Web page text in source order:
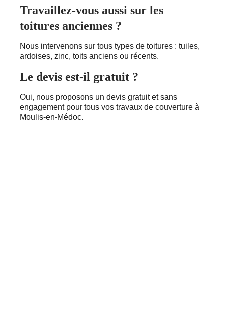
Travaillez-vous aussi sur les
toitures anciennes ?
Nous intervenons sur tous types de toitures : tuiles,
ardoises, zinc, toits anciens ou récents.
Le devis est-il gratuit ?
Oui, nous proposons un devis gratuit et sans
engagement pour tous vos travaux de couverture à
Moulis-en-Médoc.